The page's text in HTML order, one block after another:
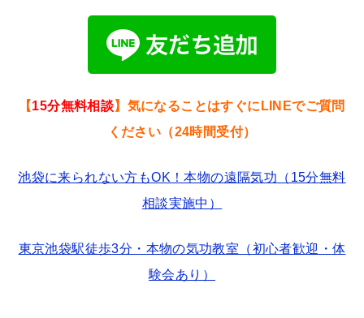
【15分無料相談】気になることはすぐにLINEでご質問
ください（24時間受付）
池袋に来られない方もOK！本物の遠隔気功（15分無料
相談実施中）
東京池袋駅徒歩3分・本物の気功教室（初心者歓迎・体
験会あり）